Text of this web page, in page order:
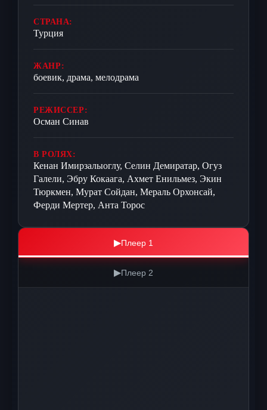
СТРАНА:
Турция
ЖАНР:
боевик, драма, мелодрама
РЕЖИССЕР:
Осман Синав
В РОЛЯХ:
Кенан Имирзалыоглу, Селин Демиратар, Огуз
Галели, Эбру Кокаага, Ахмет Енильмез, Экин
Тюркмен, Мурат Сойдан, Мераль Орхонсай,
Ферди Мертер, Анта Торос
▶Плеер 1
▶Плеер 2